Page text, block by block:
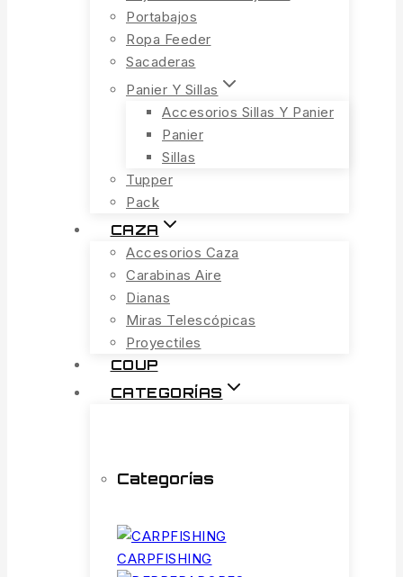
Portabajos
Ropa Feeder
Sacaderas
Panier Y Sillas
Accesorios Sillas Y Panier
Panier
Sillas
Tupper
Pack
CAZA
Accesorios Caza
Carabinas Aire
Dianas
Miras Telescópicas
Proyectiles
COUP
CATEGORÍAS
Categorías
CARPFISHING